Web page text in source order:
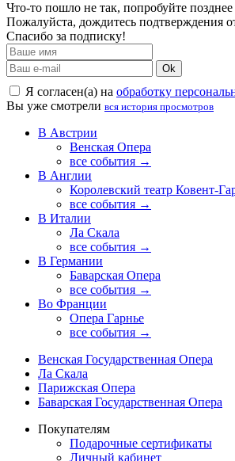
Что-то пошло не так, попробуйте
Пожалуйста, дождитесь подтверждения
Спасибо за подписку!
Ok
Я согласен(а) на обработку
Вы уже смотрели вся история просмотров
В Австрии
Венская Опера
все события →
В Англии
Королевский театр Ковент-
все события →
В Италии
Ла Скала
все события →
В Германии
Баварская Опера
все события →
Во Франции
Опера Гарнье
все события →
Венская Государственная Опера
Ла Скала
Парижская Опера
Баварская Государственная Опера
Покупателям
Подарочные сертификаты
Личный кабинет